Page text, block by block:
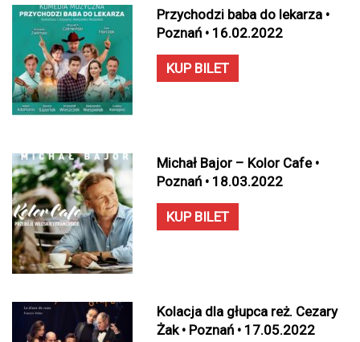
Przychodzi baba do lekarza •
Poznań • 16.02.2022
KUP BILET
Michał Bajor – Kolor Cafe •
Poznań • 18.03.2022
KUP BILET
Kolacja dla głupca reż. Cezary
Żak • Poznań • 17.05.2022